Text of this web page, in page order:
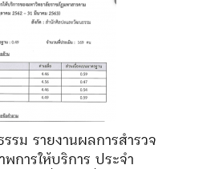
รม รายงานผลการสำรวจ
การให้บริการ ประจำ